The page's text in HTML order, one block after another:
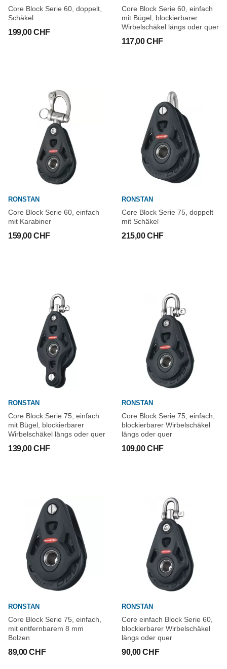
Core Block Serie 60, doppelt,
Schäkel
199,00 CHF
Core Block Serie 60, einfach
mit Bügel, blockierbarer
Wirbelschäkel längs oder quer
117,00 CHF
RONSTAN
Core Block Serie 60, einfach
mit Karabiner
159,00 CHF
RONSTAN
Core Block Serie 75, doppelt
mit Schäkel
215,00 CHF
RONSTAN
Core Block Serie 75, einfach
mit Bügel, blockierbarer
Wirbelschäkel längs oder quer
139,00 CHF
RONSTAN
Core Block Serie 75, einfach,
blockierbarer Wirbelschäkel
längs oder quer
109,00 CHF
RONSTAN
Core Block Serie 75, einfach,
mit entfernbarem 8 mm
Bolzen
89,00 CHF
RONSTAN
Core einfach Block Serie 60,
blockierbarer Wirbelschäkel
längs oder quer
90,00 CHF